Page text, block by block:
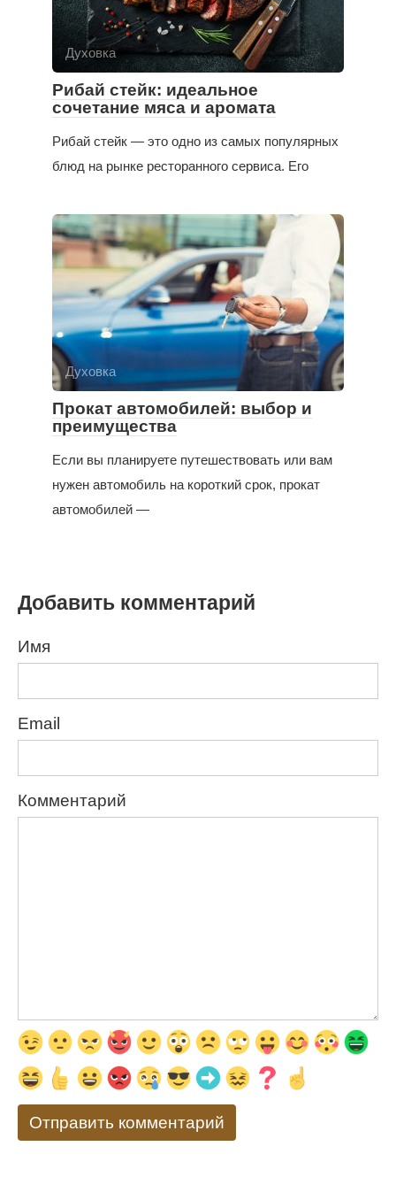
Духовка
Рибай стейк: идеальное
сочетание мяса и аромата
Рибай стейк — это одно из самых популярных
блюд на рынке ресторанного сервиса. Его
Духовка
Прокат автомобилей: выбор и
преимущества
Если вы планируете путешествовать или вам
нужен автомобиль на короткий срок, прокат
автомобилей —
Добавить комментарий
Имя
Email
Комментарий